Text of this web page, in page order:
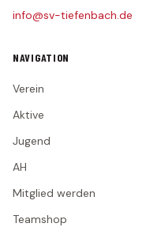
info@sv-tiefenbach.de
NAVIGATION
Verein
Aktive
Jugend
AH
Mitglied werden
Teamshop